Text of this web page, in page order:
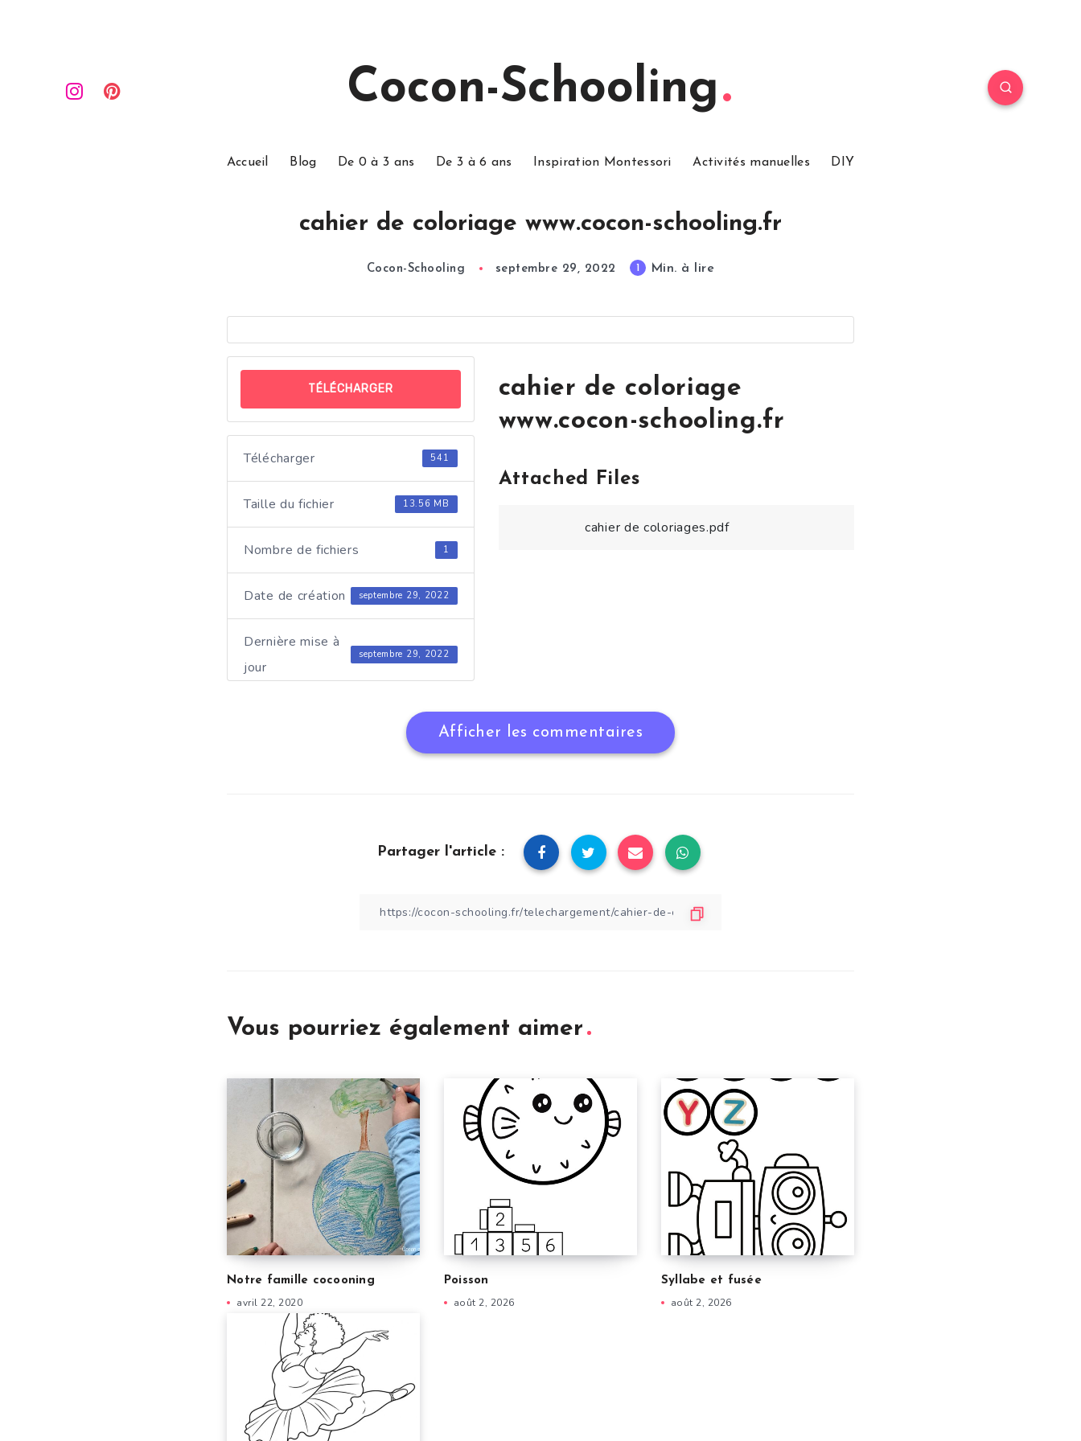
Cocon-Schooling
Accueil Blog De 0 à 3 ans De 3 à 6 ans Inspiration Montessori Activités manuelles DIY
cahier de coloriage www.cocon-schooling.fr
Cocon-Schooling septembre 29, 2022 1 Min. à lire
TÉLÉCHARGER
Télécharger 541
Taille du fichier 13.56 MB
Nombre de fichiers 1
Date de création septembre 29, 2022
Dernière mise à
jour
septembre 29, 2022
cahier de coloriage
www.cocon-schooling.fr
Attached Files
cahier de coloriages.pdf
Afficher les commentaires
Partager l'article :
Vous pourriez également aimer
Notre famille cocooning
avril 22, 2020
Poisson
août 2, 2026
Syllabe et fusée
août 2, 2026